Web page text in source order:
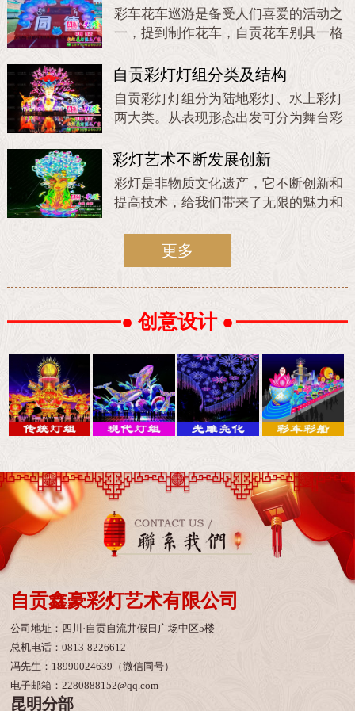
彩车花车巡游是备受人们喜爱的活动之
一，提到制作花车，自贡花车别具一格
自贡花车设计运用夸张的色彩和独特的
造型，通过富有个性的线条和光影效果
呈现出独特的艺术风格。
自贡彩灯灯组分类及结构
自贡彩灯灯组分为陆地彩灯、水上彩灯
两大类。从表现形态出发可分为舞台彩
等。
彩灯艺术不断发展创新
彩灯是非物质文化遗产，它不断创新和
提高技术，给我们带来了无限的魅力和
道亮化、旅游景区、灯会庙会展示等等
活动或者场所，彩灯都能适用。现在夜
风格和造型在各个地方都能呈现出美轮
美奂的造型让人们观赏。
更多
● 创意设计 ●
自贡鑫豪彩灯艺术有限公司
公司地址：四川·自贡自流井假日广场中区5楼
总机电话：0813-8226612
冯先生：18990024639（微信同号）
电子邮箱：2280888152@qq.com
昆明分部